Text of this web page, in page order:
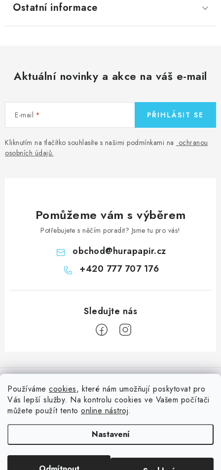
Používáme cookies, které nám umožňují poskytovat pro
Vás lepší služby. Na kontrolu cookies ve Vašem počítači
můžete použít tento online nástroj.
Nastavení
Ostatní informace
Aktuální novinky a akce na váš e-mail
E-mail
Kliknutím na tlačítko souhlasíte s našimi podmínkami na ochranou
osobních údajů.
PŘIHLÁSIT SE
Pomůžeme vám s výběrem
Potřebujete s něčím poradit? Jsme tu pro vás!
obchod@hurapapir.cz
+420 777 707 176
á
Doprava
Oblíbené ♥️
Nepřehlédněte
Blog s nápady a návody
Slovník pojmů, české návody
. Všechna práva vyhrazena.Upravit nastavení